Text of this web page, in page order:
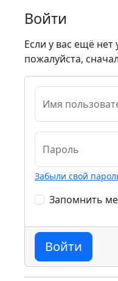
Войти
Если у вас ещё нет
пожалуйста,
Имя
Пароль
Забыли свой
Запомнить
Войти